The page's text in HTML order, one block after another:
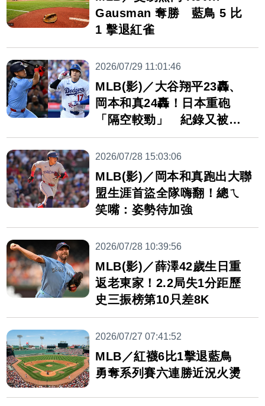
Gausman 奪勝 藍鳥 5 比
1 擊退紅雀
2026/07/29 11:01:46
MLB(影)／大谷翔平23轟、
岡本和真24轟！日本重砲
「隔空較勁」 紀錄又被刷
新
2026/07/28 15:03:06
MLB(影)／岡本和真跑出大聯
盟生涯首盜全隊嗨翻！總ㄟ
笑嘴：姿勢待加強
2026/07/28 10:39:56
MLB(影)／薛澤42歲生日重
返老東家！2.2局失1分距歷
史三振榜第10只差8K
2026/07/27 07:41:52
MLB／紅襪6比1擊退藍鳥
勇奪系列賽六連勝近況火燙